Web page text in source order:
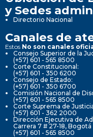
y Sedes
Directorio Nacional
Canales de
Estos No son canales
Consejo Superior de la
(+57) 601 - 565 8500
Corte Constitucional:
(+57) 601 - 350 6200
Consejo de Estado:
(+57) 601 - 350 6700
Comisión Nacional de
(+57) 601 - 565 8500
Corte Suprema de
(+57) 601 - 362 2000
Dirección Ejecutiva de
Carrera 7 # 27-18, Bogotá
(+57) 601 - 565 8500